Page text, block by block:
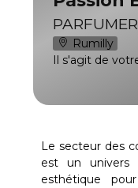
Rumilly
Il s'agit de
Le secteur des
est un univers
esthétique